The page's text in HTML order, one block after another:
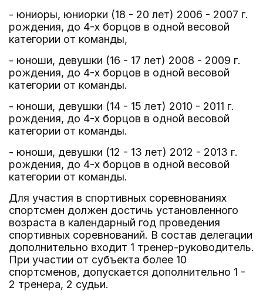
- юниоры, юниорки (18 - 20 лет) 2006 - 2007 г.
рождения, до 4-х борцов в одной весовой
категории от команды,
- юноши, девушки (16 - 17 лет) 2008 - 2009 г.
рождения, до 4-х борцов в одной весовой
категории от команды.
- юноши, девушки (14 - 15 лет) 2010 - 2011 г.
рождения, до 4-х борцов в одной весовой
категории от команды.
- юноши, девушки (12 - 13 лет) 2012 - 2013 г.
рождения, до 4-х борцов в одной весовой
категории от команды.
Для участия в спортивных соревнованиях
спортсмен должен достичь установленного
возраста в календарный год проведения
спортивных соревнований. В состав делегации
дополнительно входит 1 тренер-руководитель.
При участии от субъекта более 10
спортсменов, допускается дополнительно 1 -
2 тренера, 2 судьи.